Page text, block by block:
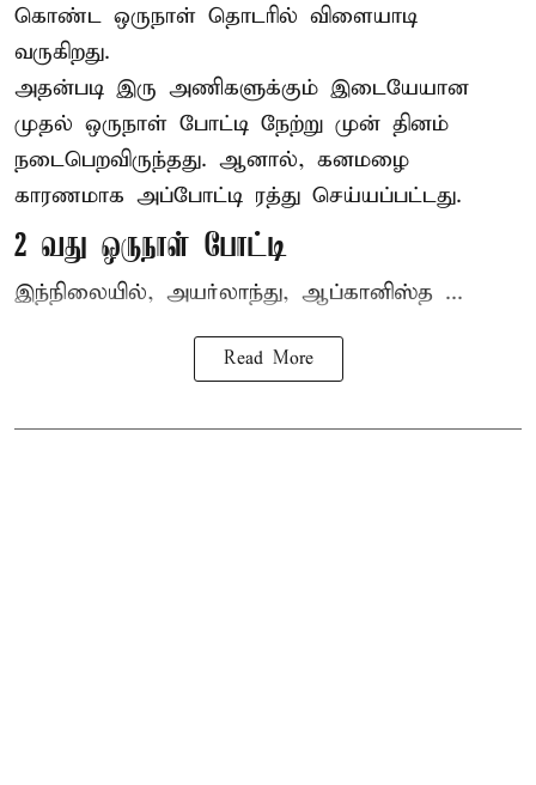
கொண்ட ஒருநாள் தொடரில் விளையாடி
வருகிறது.
அதன்படி இரு அணிகளுக்கும் இடையேயான
முதல் ஒருநாள் போட்டி நேற்று முன் தினம்
நடைபெறவிருந்தது. ஆனால், கனமழை
காரணமாக அப்போட்டி ரத்து செய்யப்பட்டது.
2 வது ஒருநாள் போட்டி
இந்நிலையில், அயர்லாந்து, ஆப்கானிஸ்த ...
Read More